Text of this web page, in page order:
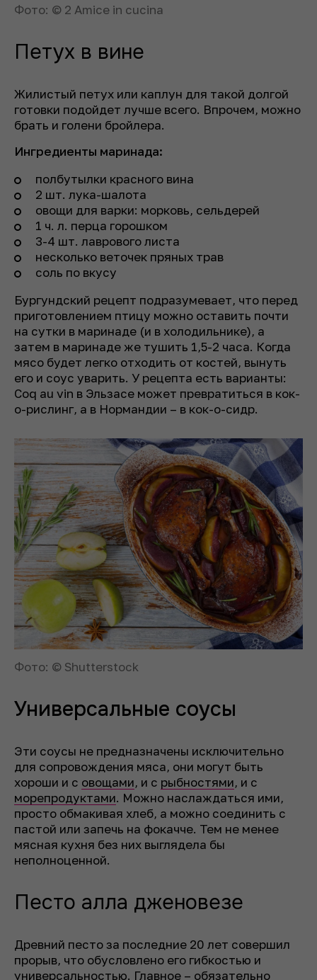
Фото: © 2 Amice in cucina
Петух в вине
Жилистый петух или каплун для такой долгой
готовки подойдет лучше всего. Впрочем, можно
брать и голени бройлера.
Ингредиенты маринада:
полбутылки красного вина
2 шт. лука-шалота
овощи для варки: морковь, сельдерей
1 ч. л. перца горошком
3-4 шт. лаврового листа
несколько веточек пряных трав
соль по вкусу
Бургундский рецепт подразумевает, что перед
приготовлением птицу можно оставить почти
на сутки в маринаде (и в холодильнике), а
затем в маринаде же тушить 1,5-2 часа. Когда
мясо будет легко отходить от костей, вынуть
его и соус уварить. У рецепта есть варианты:
Coq au vin в Эльзасе может превратиться в кок-
о-рислинг, а в Нормандии – в кок-о-сидр.
Фото: © Shutterstock
Универсальные соусы
Эти соусы не предназначены исключительно
для сопровождения мяса, они могут быть
хороши и с овощами, и с рыбностями, и с
морепродуктами. Можно наслаждаться ими,
просто обмакивая хлеб, а можно соединить с
пастой или запечь на фокачче. Тем не менее
мясная кухня без них выглядела бы
неполноценной.
Песто алла дженовезе
Древний песто за последние 20 лет совершил
прорыв, что обусловлено его гибкостью и
универсальностью. Главное – обязательно